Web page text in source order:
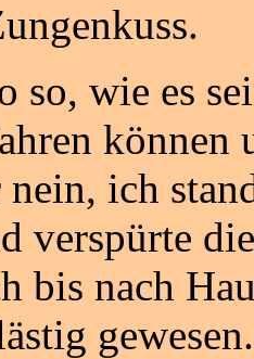
so, wie es
können
nein, ich
verspürte
bis nach